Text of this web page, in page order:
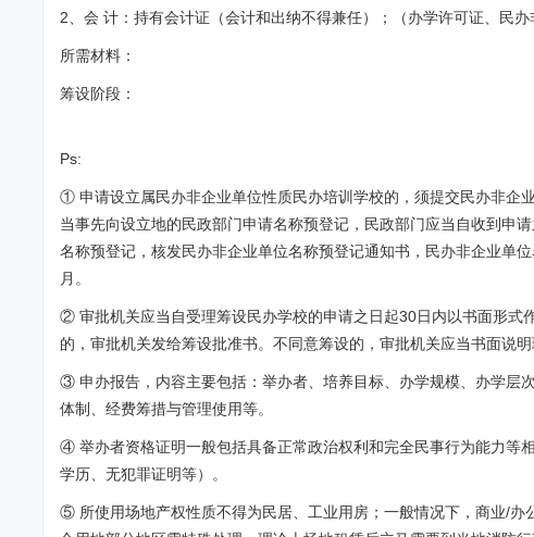
2、会 计：持有会计证（会计和出纳不得兼任）；（办学许可证、民办
所需材料：
筹设阶段：
Ps:
① 申请设立属民办非企业单位性质民办培训学校的，须提交民办非企
当事先向设立地的民政部门申请名称预登记，民政部门应当自收到申
名称预登记，核发民办非企业单位名称预登记通知书，民办非企业单
月。
② 审批机关应当自受理筹设民办学校的申请之日起30日内以书面形式
的，审批机关发给筹设批准书。不同意筹设的，审批机关应当书面说明
③ 申办报告，内容主要包括：举办者、培养目标、办学规模、办学层
体制、经费筹措与管理使用等。
④ 举办者资格证明一般包括具备正常政治权利和完全民事行为能力等
学历、无犯罪证明等）。
⑤ 所使用场地产权性质不得为民居、工业用房；一般情况下，商业/办